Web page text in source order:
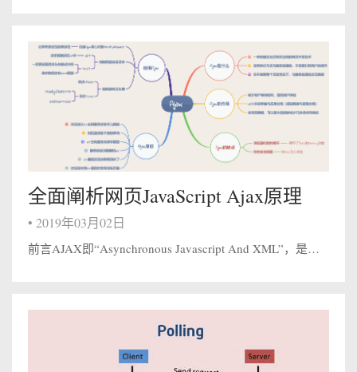
全面阐析网页JavaScript Ajax原理
• 2019年03月02日
前言AJAX即“Asynchronous Javascript And XML”，是指一种创建交互式网页应用的网页开发技术。AJAX 是一种用于创建快速动态网页的技术。它可以令开发者只向服务器获取数据（而不是图片，HTML文档等资源）...